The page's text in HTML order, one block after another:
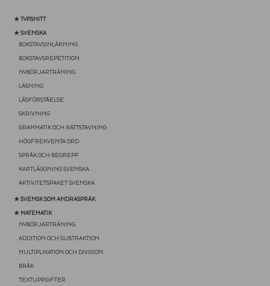
★ TYPSNITT
★ SVENSKA
BOKSTAVSINLÄRNING
BOKSTAVSREPETITION
NYBÖRJARTRÄNING
LÄSNING
LÄSFÖRSTÅELSE
SKRIVNING
GRAMMATIK OCH RÄTTSTAVNING
HÖGFREKVENTA ORD
SPRÅK OCH BEGREPP
KARTLÄGGNING SVENSKA
AKTIVITETSPAKET SVENSKA
★ SVENSK SOM ANDRASPRÅK
★ MATEMATIK
NYBÖRJARTRÄNING
ADDITION OCH SUBTRAKTION
MULTIPLIKATION OCH DIVISION
BRÅK
TEXTUPPGIFTER